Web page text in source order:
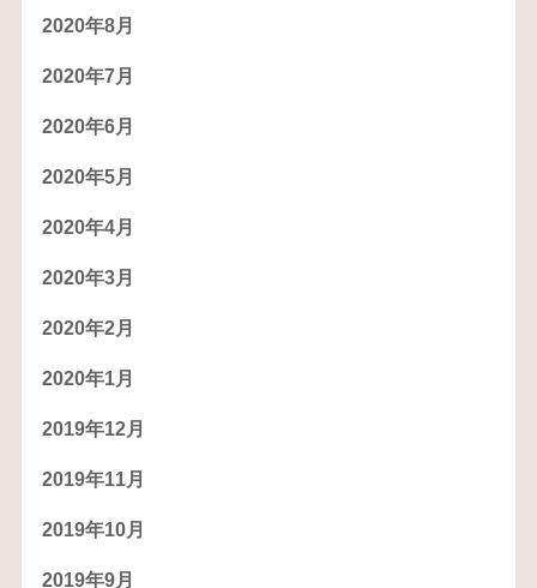
2020年8月
2020年7月
2020年6月
2020年5月
2020年4月
2020年3月
2020年2月
2020年1月
2019年12月
2019年11月
2019年10月
2019年9月